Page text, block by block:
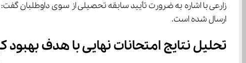
ارسال شده است.
تحلیل نتایج امتحانات نهایی با هدف